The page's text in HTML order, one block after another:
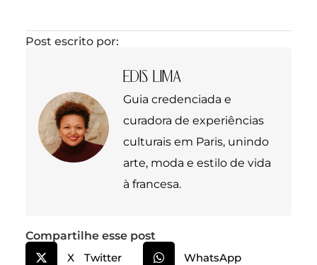
Post escrito por:
EDIS LIMA
Guia credenciada e
curadora de experiências
culturais em Paris, unindo
arte, moda e estilo de vida
à francesa.
Compartilhe esse post
X Twitter
WhatsApp